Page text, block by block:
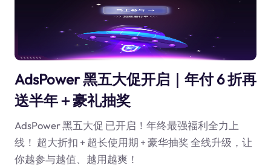
AdsPower 黑五大促开启｜年付 6 折再
送半年＋豪礼抽奖
AdsPower 黑五大促 已开启！年终最强福利全力上
线！ 超大折扣 + 超长使用期 + 豪华抽奖 全线升级，让
你越参与越值、越用越爽！